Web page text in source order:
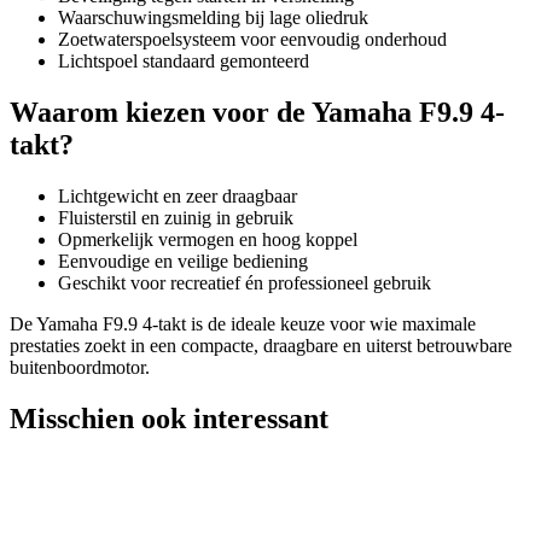
Waarschuwingsmelding bij lage oliedruk
Zoetwaterspoelsysteem voor eenvoudig onderhoud
Lichtspoel standaard gemonteerd
Waarom kiezen voor de Yamaha F9.9 4-
takt?
Lichtgewicht en zeer draagbaar
Fluisterstil en zuinig in gebruik
Opmerkelijk vermogen en hoog koppel
Eenvoudige en veilige bediening
Geschikt voor recreatief én professioneel gebruik
De Yamaha F9.9 4-takt is de ideale keuze voor wie maximale
prestaties zoekt in een compacte, draagbare en uiterst betrouwbare
buitenboordmotor.
Misschien ook interessant